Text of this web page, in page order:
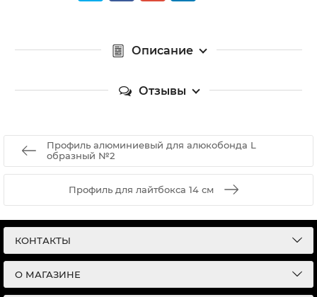
Описание
Отзывы
Профиль алюминиевый для алюкобонда L
образный №2
Профиль для лайтбокса 14 см
КОНТАКТЫ
О МАГАЗИНЕ